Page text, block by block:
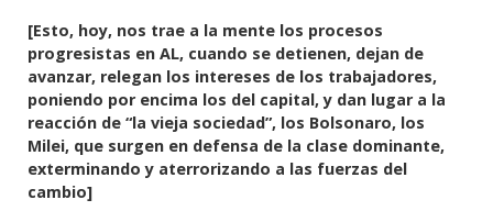
[Esto, hoy, nos trae a la mente los procesos
progresistas en AL, cuando se detienen, dejan de
avanzar, relegan los intereses de los trabajadores,
poniendo por encima los del capital, y dan lugar a la
reacción de “la vieja sociedad”, los Bolsonaro, los
Milei, que surgen en defensa de la clase dominante,
exterminando y aterrorizando a las fuerzas del
cambio]